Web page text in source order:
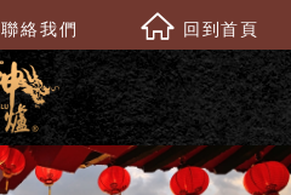
聯絡我們 回到首頁